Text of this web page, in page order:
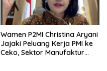
Wamen P2MI Christina Aryani
Jajaki Peluang Kerja PMI ke
Ceko, Sektor Manufaktur